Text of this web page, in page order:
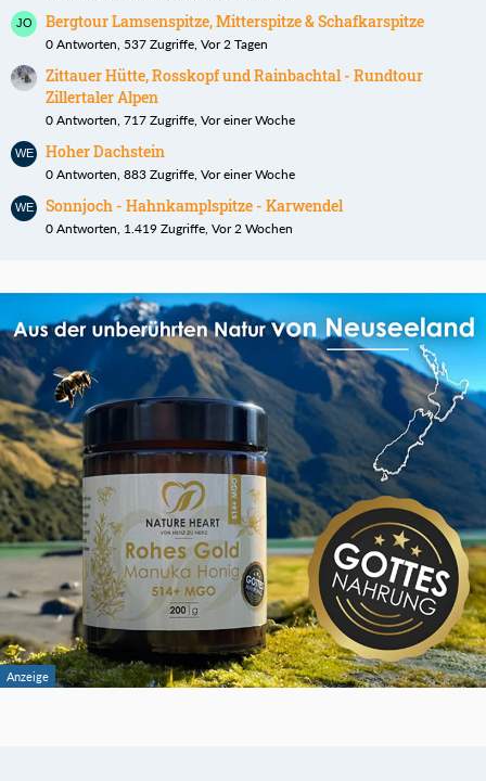
Bergtour Lamsenspitze, Mitterspitze & Schafkarspitze
0 Antworten, 537 Zugriffe, Vor 2 Tagen
Zittauer Hütte, Rosskopf und Rainbachtal - Rundtour
Zillertaler Alpen
0 Antworten, 717 Zugriffe, Vor einer Woche
Hoher Dachstein
0 Antworten, 883 Zugriffe, Vor einer Woche
Sonnjoch - Hahnkamplspitze - Karwendel
0 Antworten, 1.419 Zugriffe, Vor 2 Wochen